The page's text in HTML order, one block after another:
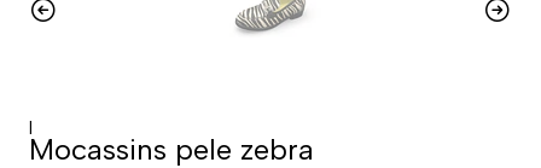
|
Mocassins pele zebra